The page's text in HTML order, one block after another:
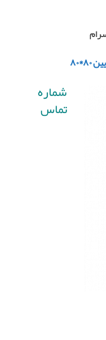
شماره
تماس